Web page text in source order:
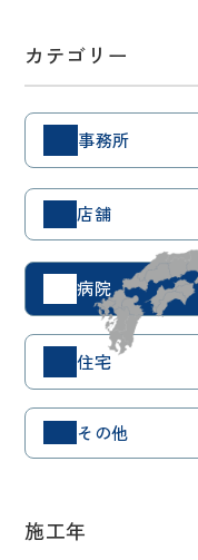
カテゴリー
事務所
店舗
病院
住宅
その他
施工年